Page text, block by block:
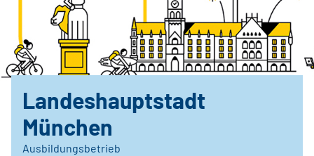
Landeshauptstadt
München
Ausbildungsbetrieb